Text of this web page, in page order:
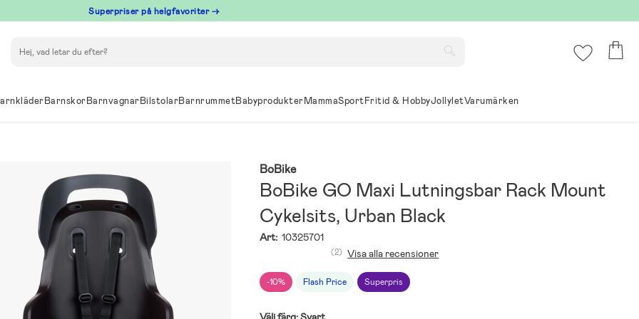
Superpriser på helgfavoriter →
BarnskorBarnvagnarBilstolarBarnrummetBabyprodukterMammaSportFritid & HobbyJollyletVarumärken
BoBike
BoBike GO Maxi Lutningsbar Rack Mount
Cykelsits, Urban Black
Art: 10325701
-10% Flash Price Superpris
(2) Visa alla recensioner